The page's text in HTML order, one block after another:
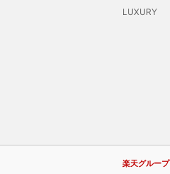
LUXURY
楽天グループ